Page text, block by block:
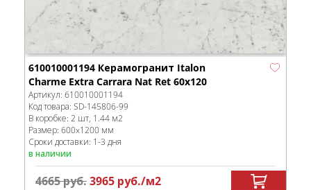
610010001194 Керамогранит Italon
Charme Extra Carrara Nat Ret 60x120
Артикул: 610010001194
Код товара: SD-145806-99
В коробке: 2 шт, 1.44 м2
Размер: 600x1200 мм
Сроки доставки: 1-3 дня
в наличии
4665руб.3965 руб./м2